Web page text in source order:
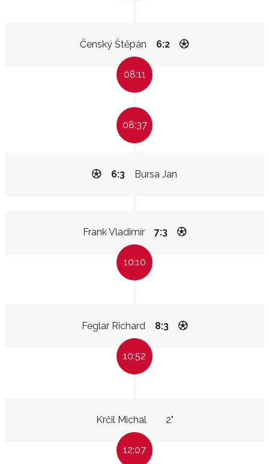
Čenský Štěpán 6:2
08:11
08:37
Bursa Jan
6:3
Frank Vladimír 7:3
10:10
Feglar Richard 8:3
10:52
Krčil Michal 2"
12:07